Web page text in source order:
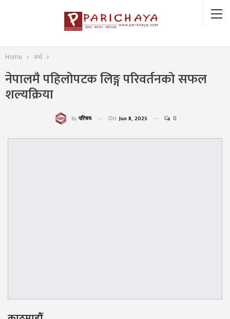
Home अर्थ
नेपालमै पहिलोपटक लिङ्ग परिवर्तनको सफल
शल्यक्रिया
By परिचय On Jun 8, 2025 0